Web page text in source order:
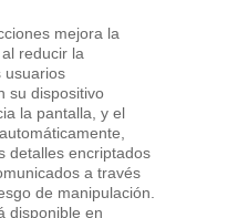
mejora la
reducir la
usuarios
su dispositivo
la pantalla, y el
detalles encriptados
a través
de manipulación.
disponible en